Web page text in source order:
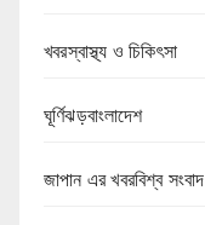
খবরস্বাস্থ্য ও চিকিৎসা
ঘূর্ণিঝড়বাংলাদেশ
জাপান এর খবরবিশ্ব সংবাদ